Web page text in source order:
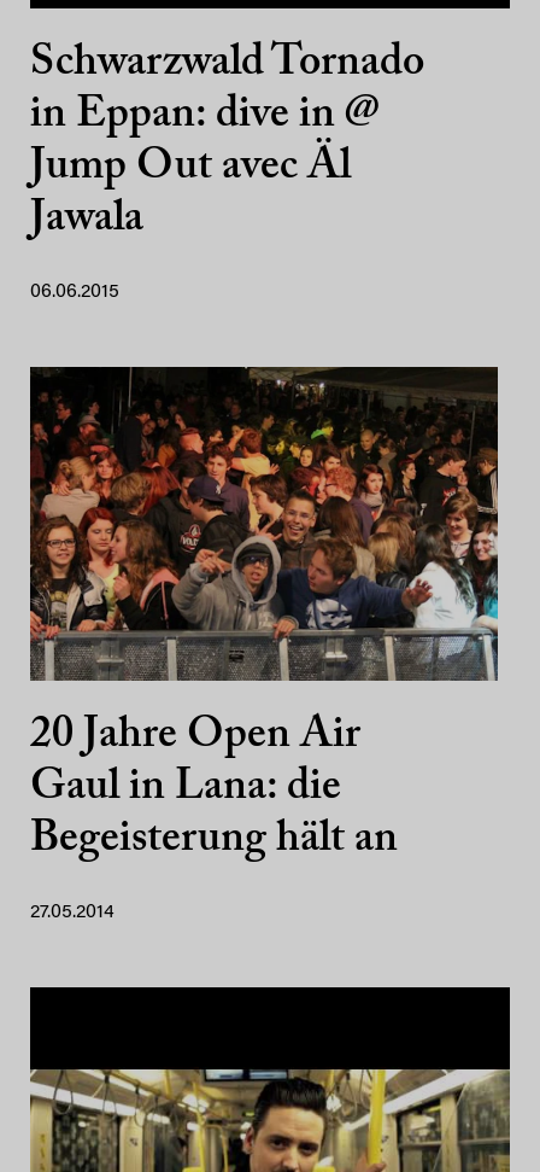
Schwarzwald Tornado
in Eppan: dive in @
Jump Out avec Äl
Jawala
06.06.2015
20 Jahre Open Air
Gaul in Lana: die
Begeisterung hält an
27.05.2014